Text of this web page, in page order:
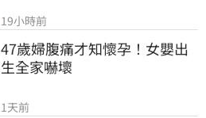
19小時前
47歲婦腹痛才知懷孕！女嬰出
生全家嚇壞
1天前